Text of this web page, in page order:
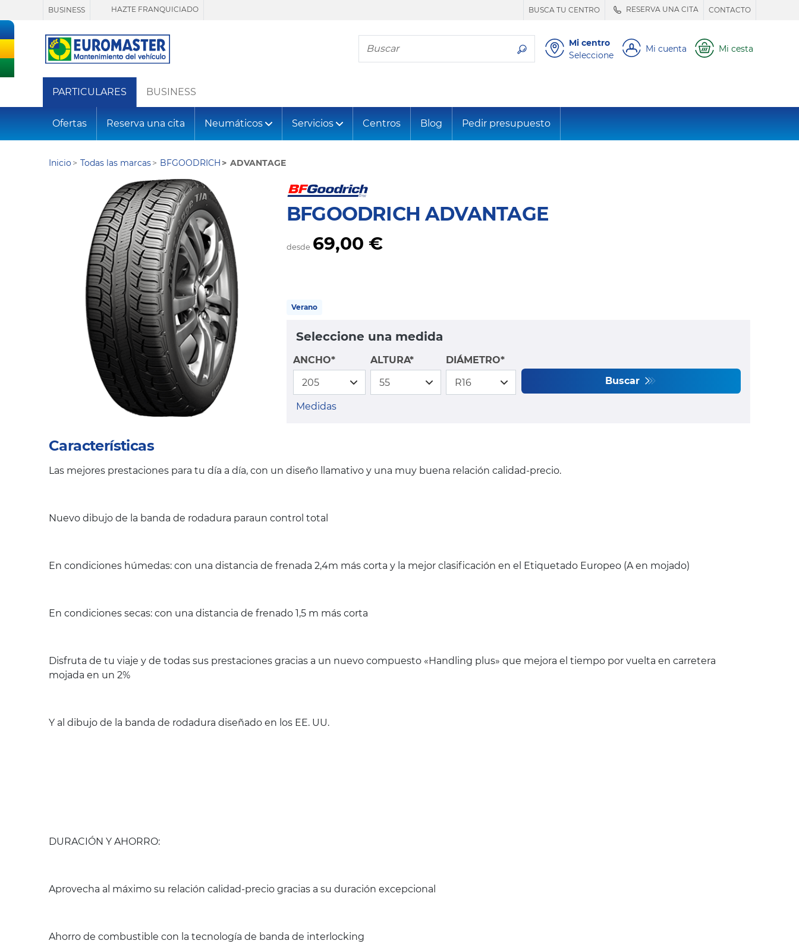
BUSINESS HAZTE FRANQUICIADO BUSCA TU CENTRO RESERVA UNA CITA CONTACTO
Busca tu neumático
Mi centro
Seleccione
Mi cuenta Mi cesta
PARTICULARES BUSINESS
Ofertas Reserva una cita Neumáticos Servicios Centros Blog Pedir presupuesto
Inicio Todas las marcas BFGOODRICH ADVANTAGE
BFGOODRICH ADVANTAGE
desde 69,00 €
Verano
Seleccione una medida
ANCHO* ALTURA*
DIÁMETRO*
Buscar
Medidas
Características
Las mejores prestaciones para tu día a día, con un diseño llamativo y una muy buena relación calidad-precio.
Nuevo dibujo de la banda de rodadura paraun control total
En condiciones húmedas: con una distancia de frenada 2,4m más corta y la mejor clasificación en el Etiquetado Europeo (A en mojado)
En condiciones secas: con una distancia de frenado 1,5 m más corta
Disfruta de tu viaje y de todas sus prestaciones gracias a un nuevo compuesto «Handling plus» que mejora el tiempo por vuelta en carretera
mojada en un 2%
Y al dibujo de la banda de rodadura diseñado en los EE. UU.
DURACIÓN Y AHORRO:
Aprovecha al máximo su relación calidad-precio gracias a su duración excepcional
Ahorro de combustible con la tecnología de banda de interlocking